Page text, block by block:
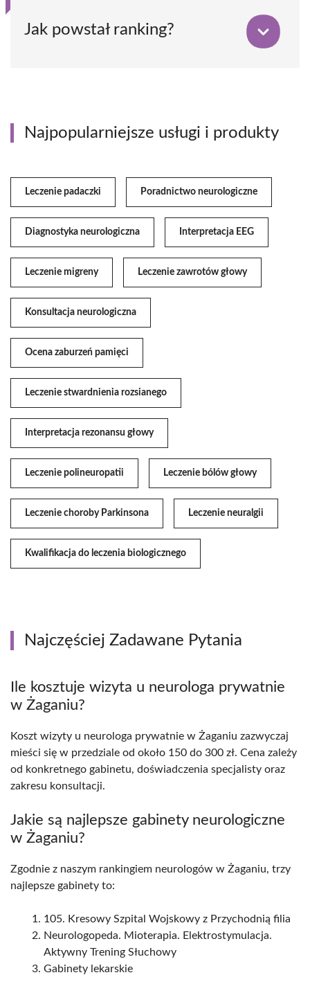
Jak powstał ranking?
Najpopularniejsze usługi i produkty
Leczenie padaczki Poradnictwo neurologiczne
Diagnostyka neurologiczna Interpretacja EEG
Leczenie migreny Leczenie zawrotów głowy
Konsultacja neurologiczna
Ocena zaburzeń pamięci
Leczenie stwardnienia rozsianego
Interpretacja rezonansu głowy
Leczenie polineuropatii Leczenie bólów głowy
Leczenie choroby Parkinsona Leczenie neuralgii
Kwalifikacja do leczenia biologicznego
Najczęściej Zadawane Pytania
Ile kosztuje wizyta u neurologa prywatnie
w Żaganiu?
Koszt wizyty u neurologa prywatnie w Żaganiu zazwyczaj
mieści się w przedziale od około 150 do 300 zł. Cena zależy
od konkretnego gabinetu, doświadczenia specjalisty oraz
zakresu konsultacji.
Jakie są najlepsze gabinety neurologiczne
w Żaganiu?
Zgodnie z naszym rankingiem neurologów w Żaganiu, trzy
najlepsze gabinety to:
105. Kresowy Szpital Wojskowy z Przychodnią filia
Neurologopeda. Mioterapia. Elektrostymulacja.
Aktywny Trening Słuchowy
Gabinety lekarskie